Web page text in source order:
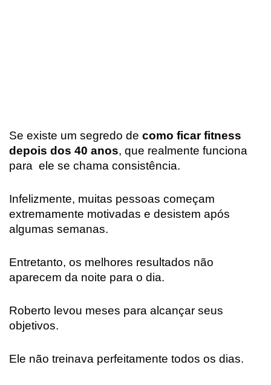
Se existe um segredo de como ficar fitness
depois dos 40 anos, que realmente funciona
para ele se chama consistência.
Infelizmente, muitas pessoas começam
extremamente motivadas e desistem após
algumas semanas.
Entretanto, os melhores resultados não
aparecem da noite para o dia.
Roberto levou meses para alcançar seus
objetivos.
Ele não treinava perfeitamente todos os dias.